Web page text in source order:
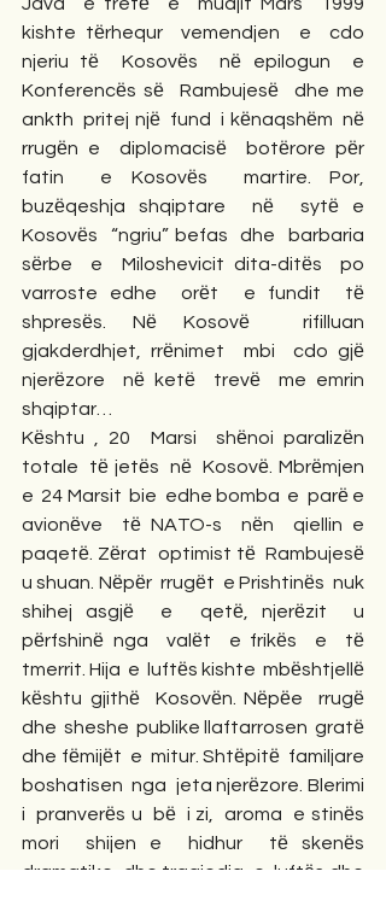
Java  e tretё  e  muajit Mars  1999
kishte tёrhequr  vemendjen  e  cdo
njeriu tё  Kosovёs  nё epilogun  e
Konferencёs sё  Rambujesё  dhe me
ankth  pritej njё  fund  i kёnaqshёm  nё
rrugёn e  diplomacisё  botёrore pёr
fatin  e Kosovёs  martire. Por,
buzёqeshja shqiptare  nё  sytё e
Kosovёs  “ngriu” befas  dhe  barbaria
sёrbe  e  Miloshevicit dita-ditёs  po
varroste edhe  orёt  e fundit  tё
shpresёs. Nё Kosovё  rifilluan
gjakderdhjet, rrёnimet  mbi  cdo gjё
njerёzore  nё ketё  trevё  me emrin
shqiptar…
Kёshtu , 20  Marsi  shёnoi paralizёn
totale  tё jetёs  nё  Kosovё. Mbrёmjen
e  24 Marsit  bie  edhe bomba  e  parё e
avionёve  tё NATO-s  nёn  qiellin e
paqetё. Zёrat  optimist tё  Rambujesё
u shuan. Nёpёr  rrugёt  e Prishtinёs  nuk
shihej asgjё  e  qetё, njerёzit  u
pёrfshinё nga  valёt  e frikёs  e  tё
tmerrit. Hija  e  luftёs kishte  mbёshtjellё
kёshtu gjithё  Kosovёn. Nёpёe  rrugё
dhe  sheshe  publike llaftarrosen  gratё
dhe fёmijёt  e  mitur. Shtёpitё  familjare
boshatisen  nga  jeta njerёzore. Blerimi
i  pranverёs u  bё  i zi,  aroma  e stinёs
mori  shijen e  hidhur  tё skenёs
dramatike  dhe tragjedia  e  luftёs dhe